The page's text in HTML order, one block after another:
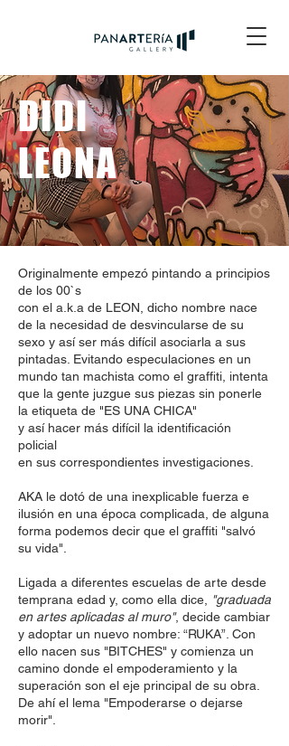
DIDI
LEONA
Originalmente empezó pintando a principios
de los 00`s
con el a.k.a de LEON, dicho nombre nace
de la necesidad de desvincularse de su
sexo y así ser más difícil asociarla a sus
pintadas. Evitando especulaciones en un
mundo tan machista como el graffiti, intenta
que la gente juzgue sus piezas sin ponerle
la etiqueta de "ES UNA CHICA"
y así hacer más difícil la identificación
policial
en sus correspondientes investigaciones.
AKA le dotó de una inexplicable fuerza e
ilusión en una época complicada, de alguna
forma podemos decir que el graffiti "salvó
su vida".
Ligada a diferentes escuelas de arte desde
temprana edad y, como ella dice,
"graduada
en artes aplicadas al muro", decide cambiar
y adoptar un nuevo nombre: “RUKA”. Con
ello nacen sus "BITCHES" y comienza un
camino donde el empoderamiento y la
superación son el eje principal de su obra.
De ahí el lema "Empoderarse o dejarse
morir".